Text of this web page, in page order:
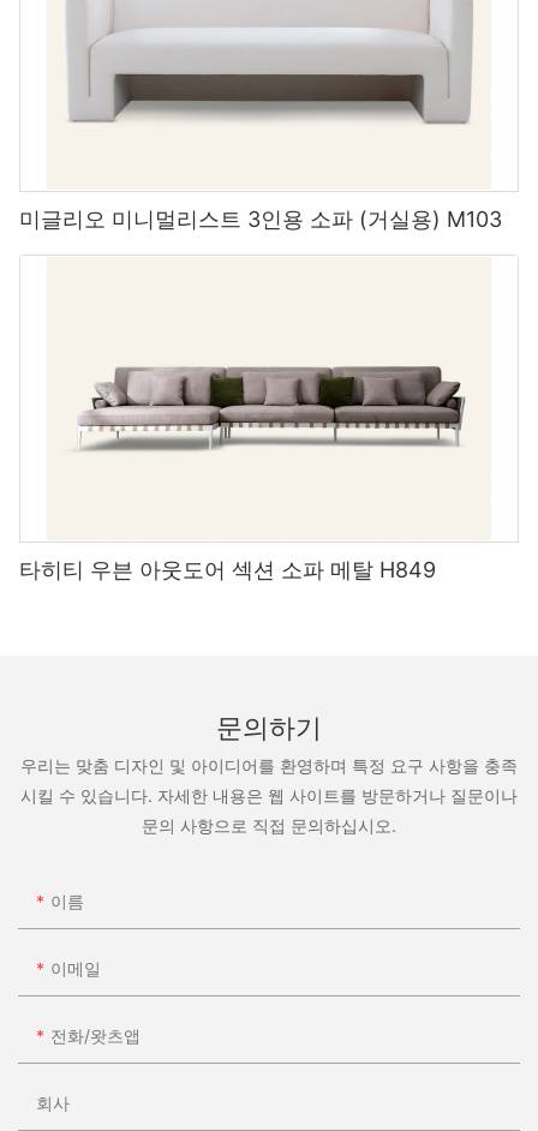
MIGLIO 5792 가구 시리즈를 선택하세요. 저희 제품과 서비스는 고
귀하의 공간에 맞게 맞춤화
맞춤형 섹셔널 가구의 가장 큰 장점 중 하나는 공간에 맞춰 조정할
수 있다는 것입니다. 넓은 개방형 거실이든 작고 아늑한 서재든, 맞
맞춤형 섹셔널 가구는 다양한 커버 옵션을 제공합니다. 고급스러운
가죽부터 내구성이 뛰어난 원단까지, 라이프스타일과 미적 취향에
식 쿠션 등 어떤 옵션을 선택하든 모든 니즈를 충족하는 섹셔널 가구
를 디자인할 수 있습니다.
제작한 침
미글리오 미니멀리스트 3인용 소파 (거실용) M103
타히티 우븐 아웃도어 섹션 소파 메탈 H849
문의하기
우리는 맞춤 디자인 및 아이디어를 환영하며 특정 요구 사항을 충족
시킬 수 있습니다. 자세한 내용은 웹 사이트를 방문하거나 질문이나
문의 사항으로 직접 문의하십시오.
이름
이메일
전화/왓츠앱
회사